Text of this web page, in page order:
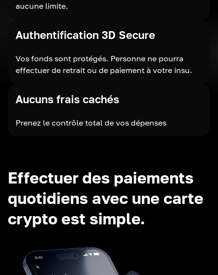
aucune limite.
Authentification 3D Secure
Vos fonds sont protégés. Personne ne pourra
effectuer de retrait ou de paiement à votre insu.
Aucuns frais cachés
Prenez le contrôle total de vos dépenses
Effectuer des paiements
quotidiens avec une carte
crypto est simple.